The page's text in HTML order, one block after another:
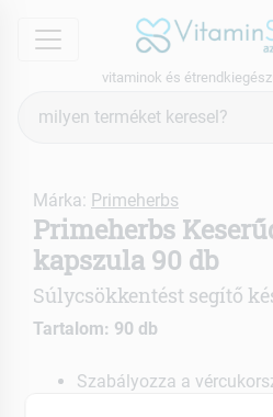
menu
vitaminok és
keresés
Márka: Primeherbs
Primeherbs
kapszula 90 db
Súlycsökkentést segítő
Tartalom: 90 db
Szabályozza a